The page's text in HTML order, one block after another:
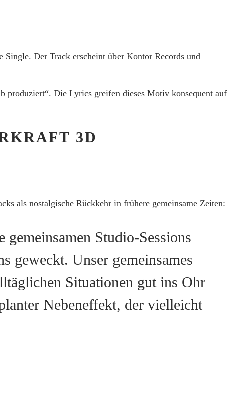
Single. Der Track erscheint über Kontor Records und
produziert“. Die Lyrics greifen dieses Motiv konsequent auf
3D
als nostalgische Rückkehr in frühere gemeinsame Zeiten:
Studio-Sessions
geweckt. Unser gemeinsames
Situationen gut ins Ohr
Nebeneffekt, der vielleicht